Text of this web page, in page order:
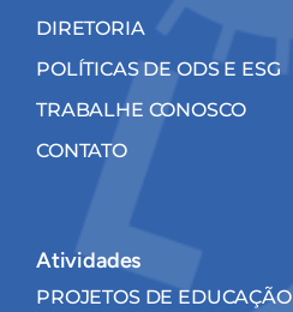
DIRETORIA
POLÍTICAS DE ODS E ESG
TRABALHE CONOSCO
CONTATO
Atividades
PROJETOS DE EDUCAÇÃO